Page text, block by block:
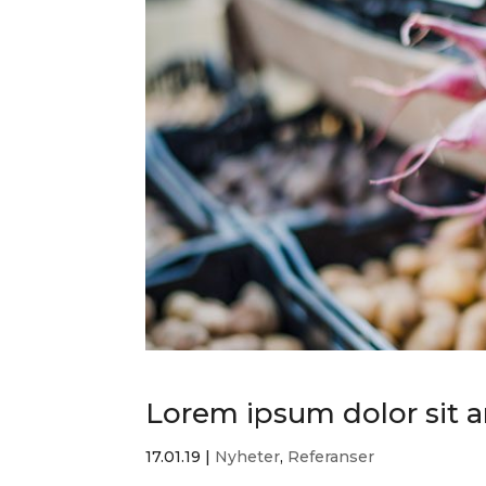
Lorem ipsum dolor sit
17.01.19 | Nyheter, Referanser